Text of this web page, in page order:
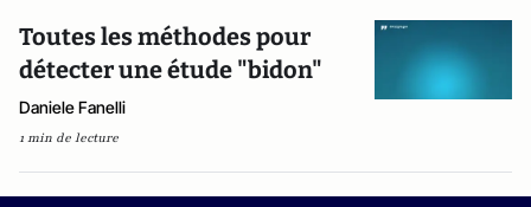
Toutes les méthodes pour
détecter une étude "bidon"
Daniele Fanelli
1 min de lecture